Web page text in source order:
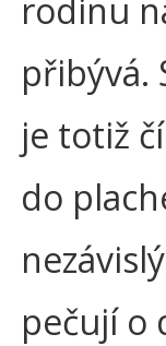
rodinu
přibývá.
je totiž
do
pečují o